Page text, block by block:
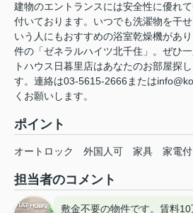
建物のエントランスには安全性に優れ
付いております。いつでも洗濯物を干
いう人にもおすすめの浴室乾燥機があ
件の「ゼネラルハイツ北千住」。ぜひ
トハウス日暮里店はあなたのお部屋探
す。連絡は03-5615-2666または
くお願いします。
ポイント
オートロック 外国人可 家具 家電付
担当者のコメント
敷金不要の物件です。賃料